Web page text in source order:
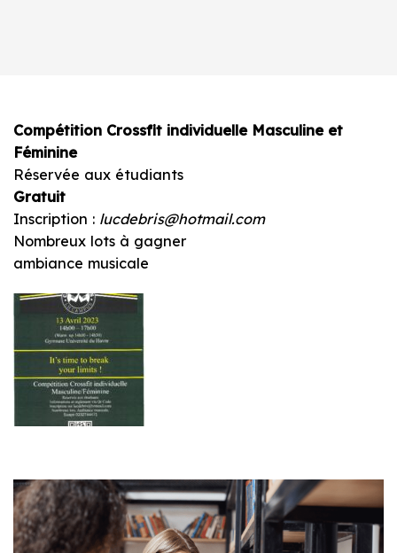
Compétition Crossfit individuelle Masculine et
Féminine
Réservée aux étudiants
Gratuit
Inscription : lucdebris@hotmail.com
Nombreux lots à gagner
ambiance musicale